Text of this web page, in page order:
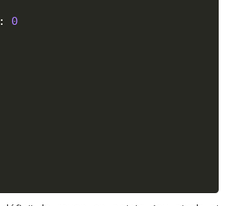
: 0